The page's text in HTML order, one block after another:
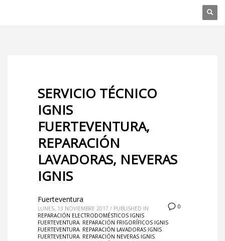
SERVICIO TÉCNICO
IGNIS
FUERTEVENTURA,
REPARACIÓN
LAVADORAS, NEVERAS
IGNIS
0
Fuerteventura
LUNES, 13 NOVIEMBRE 2017 / PUBLISHED IN
REPARACIÓN ELECTRODOMÉSTICOS IGNIS
FUERTEVENTURA, REPARACIÓN FRIGORÍFICOS IGNIS
FUERTEVENTURA, REPARACIÓN LAVADORAS IGNIS
FUERTEVENTURA, REPARACIÓN NEVERAS IGNIS